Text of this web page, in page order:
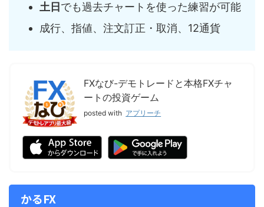
土日 でも過去チャートを使った練習が可能
成行、指値、注文訂正・取消、12通貨
FXなび-デモトレードと本格FXチャ
ートの投資ゲーム
posted with アプリーチ
かるFX